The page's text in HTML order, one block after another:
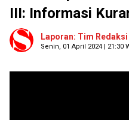
III: Informasi
Laporan: Tim Redaksi
Senin, 01 April 2024 | 21:30